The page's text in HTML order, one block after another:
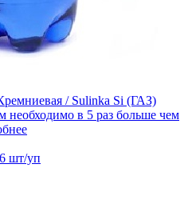
/ Sulinka Si (ГАЗ)
в 5 раз больше чем
шт/уп